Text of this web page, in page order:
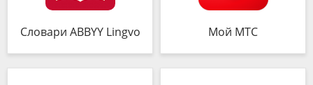
Словари ABBYY Lingvo Мой МТС